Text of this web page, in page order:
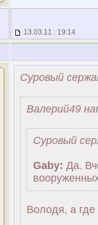
13.03.11 : 19:14
Суровый
Валерий49
Суровый
Gaby: Да.
Володя, а где